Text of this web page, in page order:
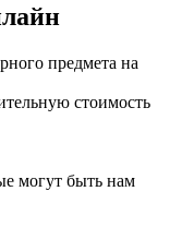
предмета на
стоимость
могут быть нам